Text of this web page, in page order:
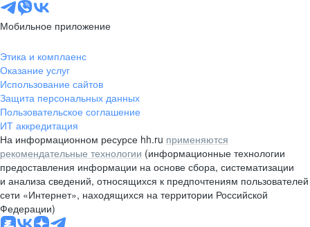
Мобильное приложение
Этика и комплаенс
Оказание услуг
Использование сайтов
Защита персональных данных
Пользовательское соглашение
ИТ аккредитация
На информационном ресурсе hh.ru применяются
рекомендательные технологии (информационные технологии
предоставления информации на основе сбора, систематизации
и анализа сведений, относящихся к предпочтениям пользователей
сети «Интернет», находящихся на территории Российской
Федерации)